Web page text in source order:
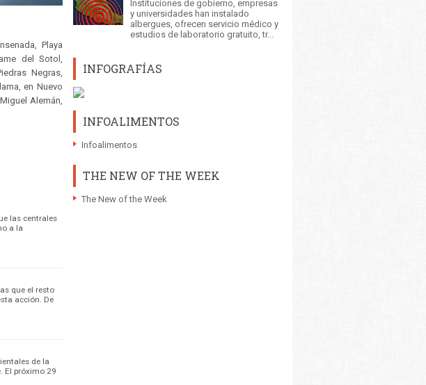
Playa
del Sotol,
Negras,
en Nuevo
Alemán,
las centrales
a la
que el resto
acción. De
de la
El próximo 29
Instituciones de gobierno, empresas
y universidades han instalado
albergues, ofrecen servicio médico y
estudios de laboratorio gratuito, tr...
INFOGRAFÍAS
INFOALIMENTOS
Infoalimentos
THE NEW OF THE WEEK
The New of the Week